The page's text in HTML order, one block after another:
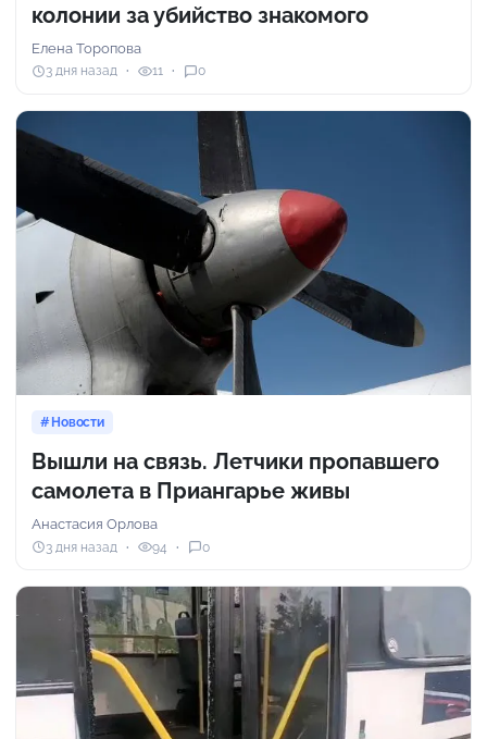
колонии за убийство знакомого
Елена Торопова
3 дня назад 11 0
Новости
Вышли на связь. Летчики пропавшего
самолета в Приангарье живы
Анастасия Орлова
3 дня назад 94 0